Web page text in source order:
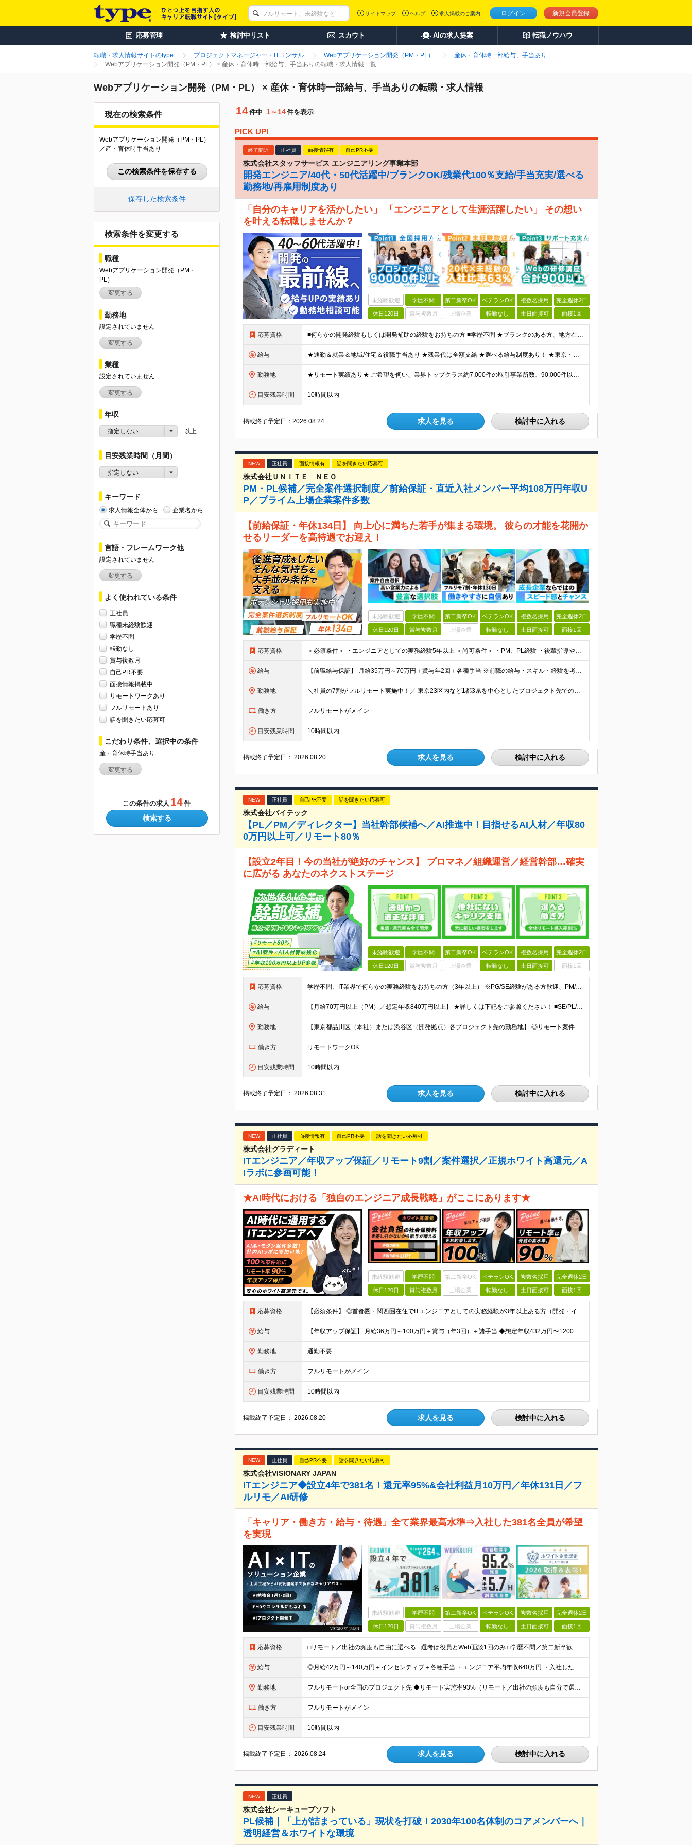
ログイン 新規会員登録
サイトマップ ヘルプ 求人掲載のご案内
応募管理 検討中リスト スカウト AIの求人提案 転職ノウハウ
転職・求人情報サイトのtype プロジェクトマネージャー・ITコンサル Webアプリケーション開発（PM・PL）
産休・育休時一部給与、手当あり
Webアプリケーション開発（PM・PL） × 産休・育休時一部給与、手当ありの転職・求人情報一覧
Webアプリケーション開発（PM・PL） × 産休・育休時一部給与、手当ありの転職・求人情報
現在の検索条件
Webアプリケーション開発（PM・PL）
／産・育休時手当あり
この検索条件を保存する
保存した検索条件
検索条件を変更する
職種
Webアプリケーション開発（PM・
PL）
変更する
勤務地
設定されていません
変更する
業種
設定されていません
変更する
年収
指定しない 以上
目安残業時間（月間）
指定しない
キーワード
求人情報全体から 企業名から
言語・フレームワーク他
設定されていません
変更する
よく使われている条件
正社員
職種未経験歓迎
学歴不問
転勤なし
賞与複数月
自己PR不要
面接情報掲載中
リモートワークあり
フルリモートあり
話を聞きたい応募可
こだわり条件、選択中の条件
産・育休時手当あり
変更する
この条件の求人 14件
検索する
14件中 1～14件を表示
PICK UP!
終了間近 正社員 面接情報有 自己PR不要
株式会社スタッフサービス エンジニアリング事業本部
開発エンジニア/40代・50代活躍中/ブランクOK/残業代100％支給/手当充実/選べる
勤務地/再雇用制度あり
「自分のキャリアを活かしたい」 「エンジニアとして生涯活躍したい」 その想い
を叶える転職しませんか？
未経験歓迎 学歴不問 第二新卒OK ベテランOK 複数名採用 完全週休2日
休日120日 賞与複数月 上場企業 転勤なし 土日面接可 面接1回
応募資格 ■何らかの開発経験もしくは開発補助の経験をお持ちの方 ■学歴不問 ★ブランクのある方、地方在住の方も大歓迎です！
給与 ★通勤＆就業＆地域/住宅＆役職手当あり ★残業代は全額支給 ★選べる給与制度あり！ ★東京・神奈川・千葉・埼玉勤務の場合 月給23.5万円～55万円＋諸手当 （残業代は全額支給） (20,000円の
勤務地 ★リモート実績あり★ ご希望を伺い、業界トップクラス約7,000件の取引事業所数、90,000件以上のプロジェクトから検討をいたします。 全国の取引先での就業となります（沖縄を除く） ※勤務地
目安残業時間 10時間以内
掲載終了予定日：2026.08.24 求人を見る 検討中に入れる
NEW 正社員 面接情報有 話を聞きたい応募可
株式会社ＵＮＩＴＥ ＮＥＯ
PM・PL候補／完全案件選択制度／前給保証・直近入社メンバー平均108万円年収U
P／プライム上場企業案件多数
【前給保証・年休134日】 向上心に満ちた若手が集まる環境。 彼らの才能を花開か
せるリーダーを高待遇でお迎え！
未経験歓迎 学歴不問 第二新卒OK ベテランOK 複数名採用 完全週休2日
休日120日 賞与複数月 上場企業 転勤なし 土日面接可 面接1回
応募資格 ＜必須条件＞ ・エンジニアとしての実務経験5年以上 ＜尚可条件＞ ・PM、PL経験 ・後輩指導やチームリーダーなど、何らかのリード経験 ※リーダー未経験の方のご応募も大歓迎です！ポテンシャル採用を
給与 【前職給与保証】 月給35万円～70万円＋賞与年2回＋各種手当 ※前職の給与・スキル・経験を考慮の上、決定いたします。 ※月給には固定残業代（月30時間分／5万円～10万円）を含みます。超過分は別途
勤務地 ＼社員の7割がフルリモート実施中！／ 東京23区内など1都3県を中心としたプロジェクト先での勤務となります。 ※勤務地は希望を考慮します ≪本社≫ 東京都渋谷区恵比寿南1丁目3番7号 隅越ビル5階
働き方 フルリモートがメイン
目安残業時間 10時間以内
掲載終了予定日：2026.08.20 求人を見る 検討中に入れる
NEW 正社員 自己PR不要 話を聞きたい応募可
株式会社バイテック
【PL／PM／ディレクター】当社幹部候補へ／AI推進中！目指せるAI人材／年収80
0万円以上可／リモート80％
【設立2年目！今の当社が絶好のチャンス】 プロマネ／組織運営／経営幹部…確実
に広がる あなたのネクストステージ
未経験歓迎 学歴不問 第二新卒OK ベテランOK 複数名採用 完全週休2日
休日120日 賞与複数月 上場企業 転勤なし 土日面接可 面接1回
応募資格 学歴不問、IT業界で何らかの実務経験をお持ちの方（3年以上） ※PG/SE経験がある方歓迎、PM/PL経験があれば即戦力として優遇 ※ブランクのある方歓迎 ※担当業務/フェーズ/使用言語などは限定せず
給与 【月給70万円以上（PM）／想定年収840万円以上】 ★詳しくは下記をご参照ください！ ■SE/PL/テスト計画以降などの上流フェーズ 月給53万円以上 ※想定年収636万円以上 ■PM/ディレク
勤務地 【東京都品川区（本社）または渋谷区（開発拠点）各プロジェクト先の勤務地】 ◎リモート案件も多数のため在宅勤務も可能です！ 常駐・ハイブリッド型・フルリモートなど柔軟に対応しています。 ※転勤はございま
働き方 リモートワークOK
目安残業時間 10時間以内
掲載終了予定日：2026.08.31 求人を見る 検討中に入れる
NEW 正社員 面接情報有 自己PR不要 話を聞きたい応募可
株式会社グラディート
ITエンジニア／年収アップ保証／リモート9割／案件選択／正規ホワイト高還元／A
Iラボに参画可能！
★AI時代における「独自のエンジニア成⻑戦略」がここにあります★
未経験歓迎 学歴不問 第二新卒OK ベテランOK 複数名採用 完全週休2日
休日120日 賞与複数月 上場企業 転勤なし 土日面接可 面接1回
応募資格 【必須条件】 ◎首都圏・関西圏在住でITエンジニアとしての実務経験が3年以上ある⽅（開発・インフラいずれも歓迎） →首都圏（東京、神奈川、千葉、埼玉）、関西圏（大阪、兵庫、京都）在住のITエンジニア採
給与 【年収アップ保証】 月給36万円～100万円＋賞与（年3回）＋諸手当 ◆想定年収432万円〜1200万円(経験・スキルを考慮し決定) ※年収アップ保証付帯 ◆基本給には⽉20時間分の固定残業代(31,
勤務地 通勤不要
働き方 フルリモートがメイン
目安残業時間 10時間以内
掲載終了予定日：2026.08.20 求人を見る 検討中に入れる
NEW 正社員 自己PR不要 話を聞きたい応募可
株式会社VISIONARY JAPAN
ITエンジニア◆設立4年で381名！還元率95%&会社利益月10万円／年休131日／フ
ルリモ／AI研修
「キャリア・働き方・給与・待遇」全て業界最高水準⇒入社した381名全員が希望
を実現
未経験歓迎 学歴不問 第二新卒OK ベテランOK 複数名採用 完全週休2日
休日120日 賞与複数月 上場企業 転勤なし 土日面接可 面接1回
応募資格 □リモート／出社の頻度も自由に選べる □選考は役員とWeb面談1回のみ □学歴不問／第二新卒歓迎／ブランクOK 【応募条件】 ◎ITエンジニアの実務経験1年以上をお持ちの方 └言語・業界・ジャンル不
給与 ◎月給42万円～140万円＋インセンティブ＋各種手当 ・エンジニア平均年収640万円 ・入社したエンジニア全員年収UP！平均180万円UP！ ・還元率80~95%！平均還元率86.9% ・単価連動型⇒
勤務地 フルリモートor全国のプロジェクト先 ◆リモート実施率93%（リモート／出社の頻度も自分で選べる） ◆UIターン歓迎！転勤なし ※(変更の範囲)上記を除く当社関連勤務地 ＼独立した評価機関による評価
働き方 フルリモートがメイン
目安残業時間 10時間以内
掲載終了予定日：2026.08.24 求人を見る 検討中に入れる
NEW 正社員
株式会社シーキューブソフト
PL候補｜「上が詰まっている」現状を打破！2030年100名体制のコアメンバーへ｜
透明経営＆ホワイトな環境